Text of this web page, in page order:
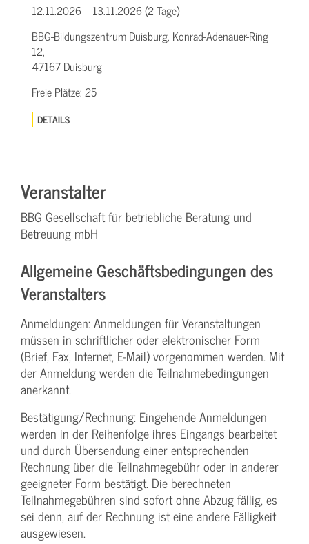
12.11.2026 – 13.11.2026 (2 Tage)
BBG-Bildungszentrum Duisburg, Konrad-Adenauer-Ring
12,
47167 Duisburg
Freie Plätze:25
DETAILS
Veranstalter
BBG Gesellschaft für betriebliche Beratung und
Betreuung mbH
Allgemeine Geschäftsbedingungen des
Veranstalters
Anmeldungen: Anmeldungen für Veranstaltungen
müssen in schriftlicher oder elektronischer Form
(Brief, Fax, Internet, E-Mail) vorgenommen werden. Mit
der Anmeldung werden die Teilnahme­bedingungen
anerkannt.
Bestätigung­/Rechnung: Eingehende Anmeldungen
werden in der Reihenfolge ihres Eingangs bearbeitet
und durch Übersendung einer entsprechenden
Rechnung über die Teilnahmegebühr oder in anderer
geeigneter Form bestätigt. Die berechneten
Teilnahmegebühren sind sofort ohne Abzug fällig, es
sei denn, auf der Rechnung ist eine andere Fälligkeit
ausgewiesen.